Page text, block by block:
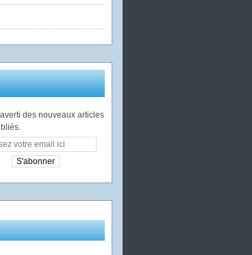
des nouveaux articles